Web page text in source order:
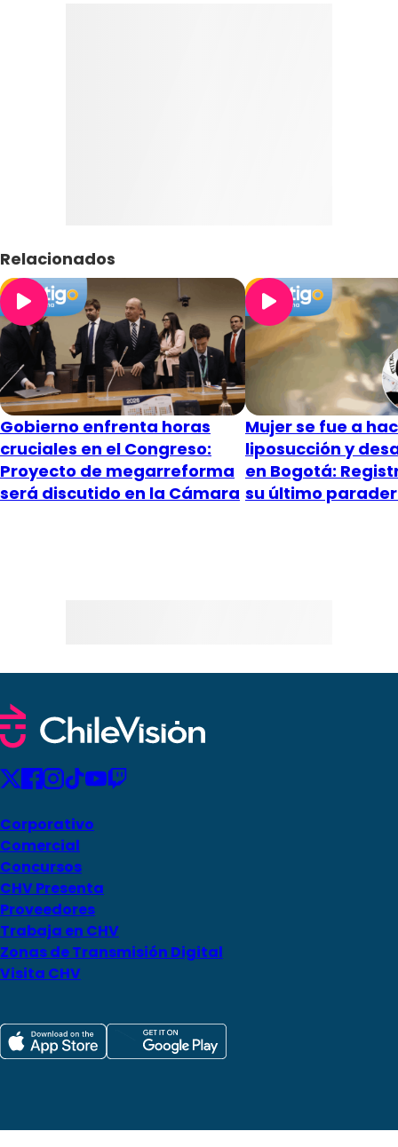
Relacionados
Gobierno enfrenta horas
cruciales en el Congreso:
Proyecto de megarreforma
será discutido en la Cámara
Mujer se fue a
liposucción y
en Bogotá:
su último
Corporativo
Comercial
Concursos
CHV Presenta
Proveedores
Trabaja en CHV
Zonas de Transmisión Digital
Visita CHV